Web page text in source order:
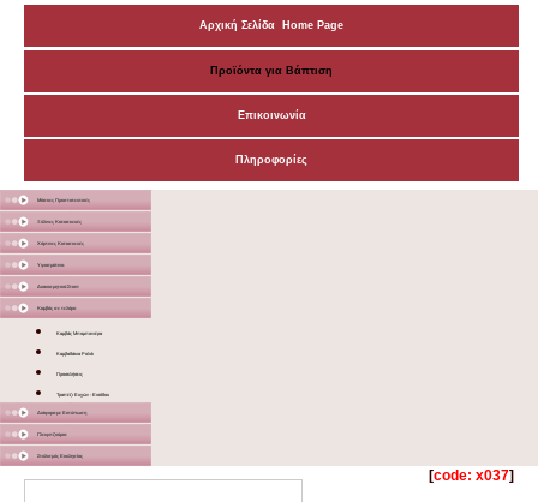
Αρχική Σελίδα Home Page
Προϊόντα για Βάπτιση
Επικοινωνία
Πληροφορίες
Μάσκες Προστατευτικές
Ξύλινες Κατασκευές
Χάρτινες Κατασκευές
Υφασμάτινα
Διακοσμητικά Σταντ
Καμβάς σε τελάρο
Καμβάς Μπομπονιέρα
Καμβαδάκια Ρολόι
Προσκλήσεις
Τραπέζι Ευχών - Εισόδου
Διάφορα με Εκτύπωση
Γλειφιτζούρια
Στολισμός Εκκλησίας
[code: x037]